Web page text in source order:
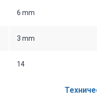
6 mm
3 mm
14